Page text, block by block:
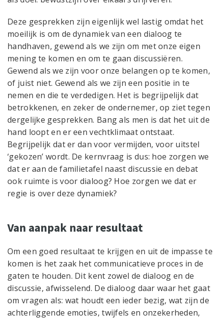
Deze gesprekken zijn eigenlijk wel lastig omdat het
moeilijk is om de dynamiek van een dialoog te
handhaven, gewend als we zijn om met onze eigen
mening te komen en om te gaan discussiëren.
Gewend als we zijn voor onze belangen op te komen,
of juist niet. Gewend als we zijn een positie in te
nemen en die te verdedigen. Het is begrijpelijk dat
betrokkenen, en zeker de ondernemer, op ziet tegen
dergelijke gesprekken. Bang als men is dat het uit de
hand loopt en er een vechtklimaat ontstaat.
Begrijpelijk dat er dan voor vermijden, voor uitstel
‘gekozen’ wordt. De kernvraag is dus: hoe zorgen we
dat er aan de familietafel naast discussie en debat
ook ruimte is voor dialoog? Hoe zorgen we dat er
regie is over deze dynamiek?
Van aanpak naar resultaat
Om een goed resultaat te krijgen en uit de impasse te
komen is het zaak het communicatieve proces in de
gaten te houden. Dit kent zowel de dialoog en de
discussie, afwisselend. De dialoog daar waar het gaat
om vragen als: wat houdt een ieder bezig, wat zijn de
achterliggende emoties, twijfels en onzekerheden,